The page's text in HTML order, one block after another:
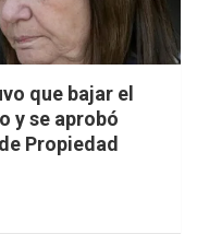
que bajar el
y se aprobó
Propiedad